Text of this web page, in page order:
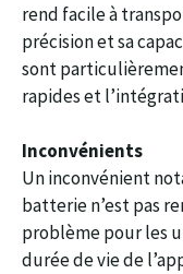
rend facile à
précision et sa
sont
rapides et
Inconvénients
Un inconvénient
batterie n’est pas
problème pour les
durée de vie de